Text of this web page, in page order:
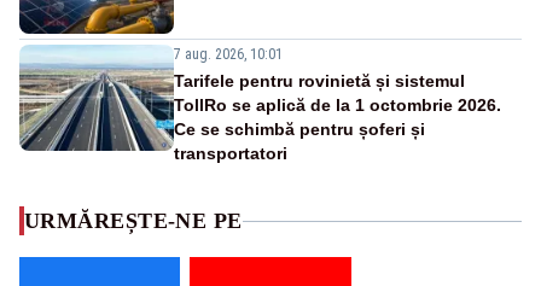
7 aug. 2026, 10:01
Tarifele pentru rovinietă și sistemul
TollRo se aplică de la 1 octombrie 2026.
Ce se schimbă pentru șoferi și
transportatori
URMĂREȘTE-NE PE